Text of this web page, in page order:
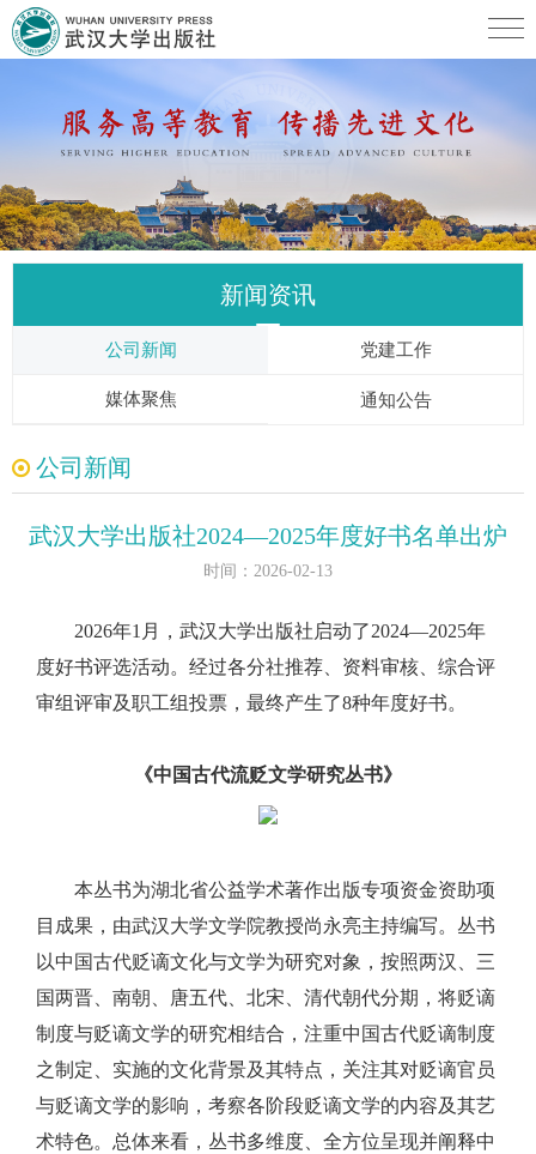
新闻资讯
公司新闻 党建工作
媒体聚焦 通知公告
公司新闻
武汉大学出版社2024—2025年度好书名单出炉
时间：2026-02-13
2026年1月，武汉大学出版社启动了2024—2025年
度好书评选活动。经过各分社推荐、资料审核、综合评
审组评审及职工组投票，最终产生了8种年度好书。
《中国古代流贬文学研究丛书》
本丛书为湖北省公益学术著作出版专项资金资助项
目成果，由武汉大学文学院教授尚永亮主持编写。丛书
以中国古代贬谪文化与文学为研究对象，按照两汉、三
国两晋、南朝、唐五代、北宋、清代朝代分期，将贬谪
制度与贬谪文学的研究相结合，注重中国古代贬谪制度
之制定、实施的文化背景及其特点，关注其对贬谪官员
与贬谪文学的影响，考察各阶段贬谪文学的内容及其艺
术特色。总体来看，丛书多维度、全方位呈现并阐释中